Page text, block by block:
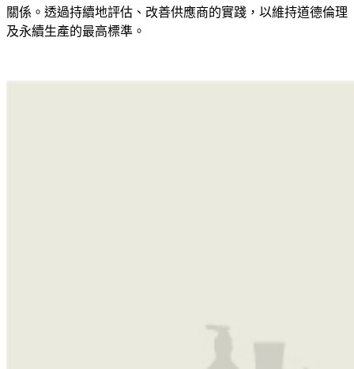
關係。透過持續地評估、改善供應商的實踐，以維持道德倫理
及永續生產的最高標準。